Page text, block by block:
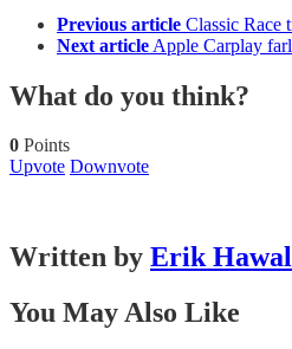
more
Previous article Classic Race
Next article Apple Carplay
What do you think?
0 Points
Upvote Downvote
Written by Erik
You May Also Like